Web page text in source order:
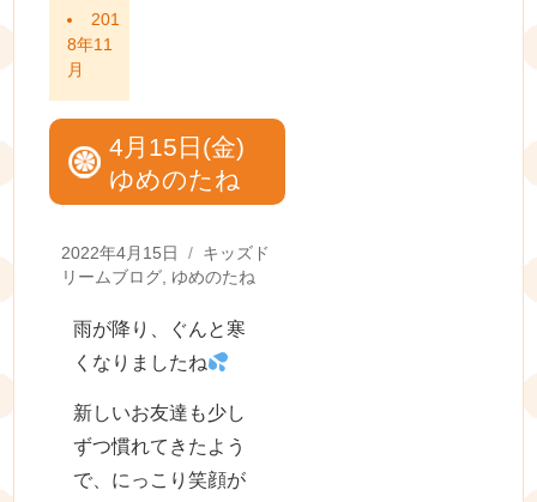
201
8年11
月
4月15日(金)
ゆめのたね
Posted
on
2022年4月15日 Categories
キッズド
リームブログ, ゆめのたね
雨が降り、ぐんと寒
くなりましたね
新しいお友達も少し
ずつ慣れてきたよう
で、にっこり笑顔が